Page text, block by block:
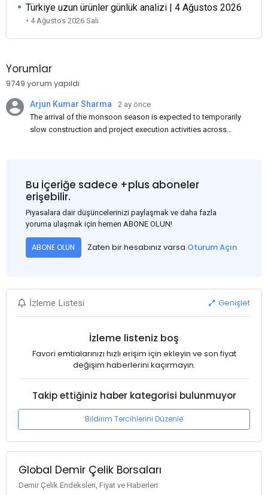
Türkiye uzun ürünler günlük analizi | 4 Ağustos 2026
• 4 Ağustos 2026 Salı
Yorumlar
9749 yorum yapıldı
Arjun Kumar Sharma
2 ay önce
The arrival of the monsoon season is expected to temporarily
slow construction and project execution activities across
and rural construction projects is expected to provide support
to the market despite seasonal disruptions caused by heavy
rainfall.
Bu içeriğe sadece +plus aboneler
erişebilir.
Piyasalara dair düşüncelerinizi paylaşmak ve daha fazla
yoruma ulaşmak için hemen ABONE OLUN!
ABONE OLUN Zaten bir hesabınız varsa Oturum Açın
İzleme Listesi Genişlet
İzleme listeniz boş
Favori emtialarınızı hızlı erişim için ekleyin ve son fiyat
değişim haberlerini kaçırmayın.
Takip ettiğiniz haber kategorisi bulunmuyor
Bildirim Tercihlerini Düzenle
Global Demir Çelik Borsaları
Demir Çelik Endeksleri, Fiyat ve Haberleri